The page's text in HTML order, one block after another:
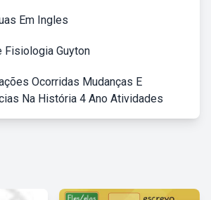
Em Ingles
Fisiologia Guyton
Ocorridas Mudanças E
Na História 4 Ano Atividades